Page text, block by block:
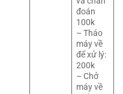
đoán
100k
– Tháo
máy về
để xử lý:
200k
– Chở
máy về